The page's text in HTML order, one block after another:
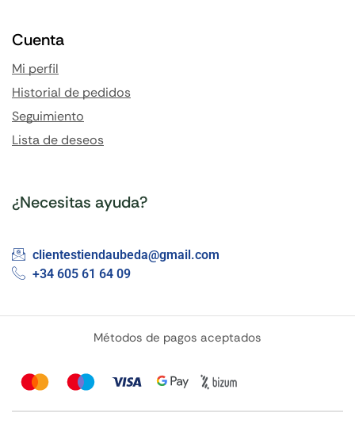
Cuenta
Mi perfil
Historial de pedidos
Seguimiento
Lista de deseos
¿Necesitas ayuda?
clientestiendaubeda@gmail.com
+34 605 61 64 09
Métodos de pagos aceptados